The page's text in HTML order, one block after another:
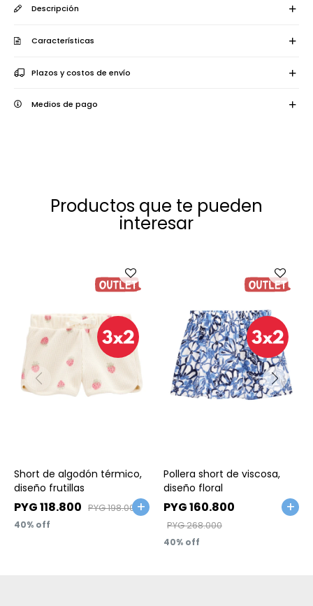
Descripción
Características
Plazos y costos de envío
Medios de pago
Productos que te pueden
interesar
Short de algodón térmico,
diseño frutillas
PYG118.800 PYG198.000
40
Pollera short de viscosa,
diseño floral
PYG160.800
PYG268.000
40